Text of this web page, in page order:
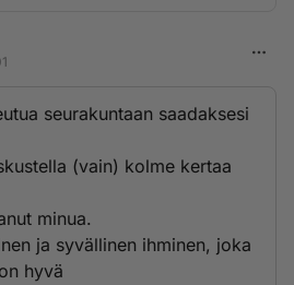
seurakuntaan saadaksesi
(vain) kolme kertaa
minua.
ja syvällinen ihminen, joka
hyvä